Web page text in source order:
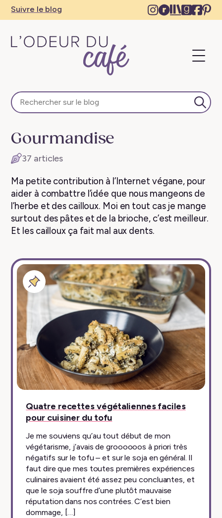
Suivre le blog
Instagram
–
Ravelry
–
The
tab
– – –
du
Café
Escapades
en
train,
recettes
végétaliennes
le
Gourmandise
37 articles
Ma petite contribution à l’Internet végane, pour
aider à combattre l’idée que nous mangeons de
l’herbe et des cailloux. Moi en tout cas je mange
surtout des pâtes et de la brioche, c’est meilleur.
Et les cailloux ça fait mal aux dents.
Billet
épinglé
Quatre recettes végétaliennes faciles
pour cuisiner du tofu
Je me souviens qu’au tout début de mon
végétarisme, j’avais de groooooos à priori très
négatifs sur le tofu – et sur le soja en général. Il
faut dire que mes toutes premières expériences
culinaires avaient été assez peu concluantes, et
que le soja souffre d’une plutôt mauvaise
réputation dans nos contrées. C’est bien
dommage, […]